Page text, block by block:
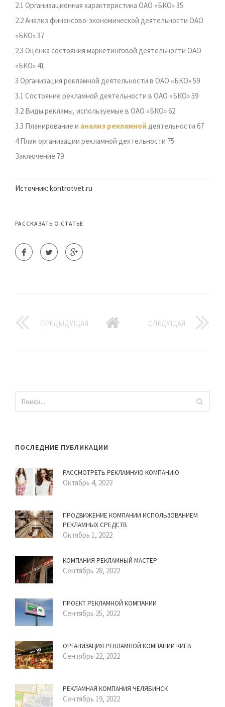
2.1 Организационная характеристика ОАО «БКО» 35
2.2 Анализ финансово-экономической деятельности ОАО
«БКО» 37
2.3 Оценка состояния маркетинговой деятельности ОАО
«БКО» 41
3 Организация рекламной деятельности в ОАО «БКО» 59
3.1 Состояние рекламной деятельности в ОАО «БКО» 59
3.2 Виды рекламы, используемые в ОАО «БКО» 62
3.3 Планирование и анализ рекламной деятельности 67
4 План организации рекламной деятельности 75
Заключение 79
Источник: kontrotvet.ru
РАССКАЗАТЬ О СТАТЬЕ
ПРЕДЫДУЩАЯ СЛЕДУЩАЯ
ПОСЛЕДНИЕ ПУБЛИКАЦИИ
РАССМОТРЕТЬ РЕКЛАМНУЮ КОМПАНИЮ
Октябрь 4, 2022
ПРОДВИЖЕНИЕ КОМПАНИИ ИСПОЛЬЗОВАНИЕМ
РЕКЛАМНЫХ СРЕДСТВ
Октябрь 1, 2022
КОМПАНИЯ РЕКЛАМНЫЙ МАСТЕР
Сентябрь 28, 2022
ПРОЕКТ РЕКЛАМНОЙ КОМПАНИИ
Сентябрь 25, 2022
ОРГАНИЗАЦИЯ РЕКЛАМНОЙ КОМПАНИИ КИЕВ
Сентябрь 22, 2022
РЕКЛАМНАЯ КОМПАНИЯ ЧЕЛЯБИНСК
Сентябрь 19, 2022